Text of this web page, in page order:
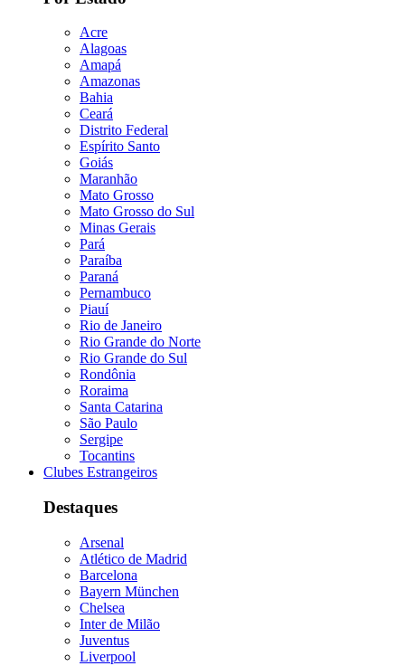
Acre
Alagoas
Amapá
Amazonas
Bahia
Ceará
Distrito Federal
Espírito Santo
Goiás
Maranhão
Mato Grosso
Mato Grosso do Sul
Minas Gerais
Pará
Paraíba
Paraná
Pernambuco
Piauí
Rio de Janeiro
Rio Grande do Norte
Rio Grande do Sul
Rondônia
Roraima
Santa Catarina
São Paulo
Sergipe
Tocantins
Clubes Estrangeiros
Destaques
Arsenal
Atlético de Madrid
Barcelona
Bayern München
Chelsea
Inter de Milão
Juventus
Liverpool